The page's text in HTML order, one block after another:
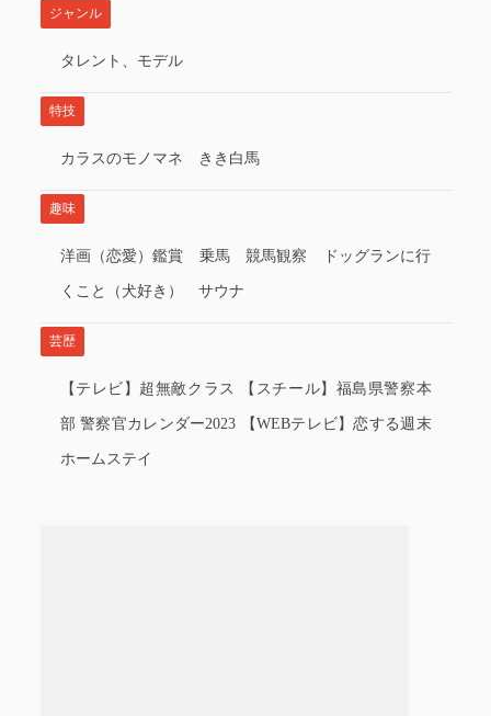
ジャンル
タレント、モデル
特技
カラスのモノマネ きき白馬
趣味
洋画（恋愛）鑑賞 乗馬 競馬観察 ドッグランに行
くこと（犬好き） サウナ
芸歴
【テレビ】超無敵クラス 【スチール】福島県警察本
部 警察官カレンダー2023 【WEBテレビ】恋する週末
ホームステイ